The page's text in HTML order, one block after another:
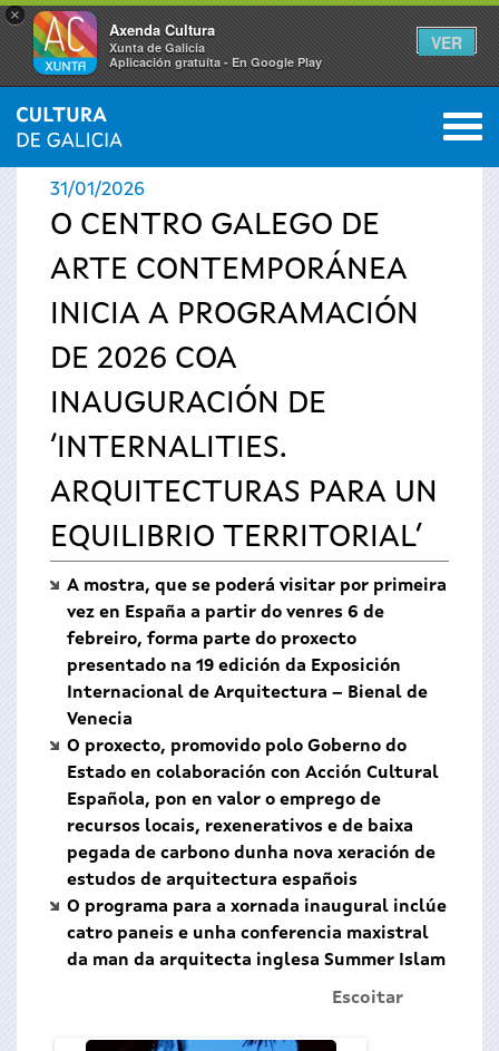
×
Axenda Cultura
Xunta de Galicia
Aplicación gratuíta - En Google Play
VER
Vostede
está
aquí
INICIO › ACTUALIDADE 0
31/01/2026
O CENTRO GALEGO DE
ARTE CONTEMPORÁNEA
INICIA A PROGRAMACIÓN
DE 2026 COA
INAUGURACIÓN DE
‘INTERNALITIES.
ARQUITECTURAS PARA UN
EQUILIBRIO TERRITORIAL’
A mostra, que se poderá visitar por primeira
vez en España a partir do venres 6 de
febreiro, forma parte do proxecto
presentado na 19 edición da Exposición
Internacional de Arquitectura – Bienal de
Venecia
O proxecto, promovido polo Goberno do
Estado en colaboración con Acción Cultural
Española, pon en valor o emprego de
recursos locais, rexenerativos e de baixa
pegada de carbono dunha nova xeración de
estudos de arquitectura españois
O programa para a xornada inaugural inclúe
catro paneis e unha conferencia maxistral
da man da arquitecta inglesa Summer Islam
Escoitar